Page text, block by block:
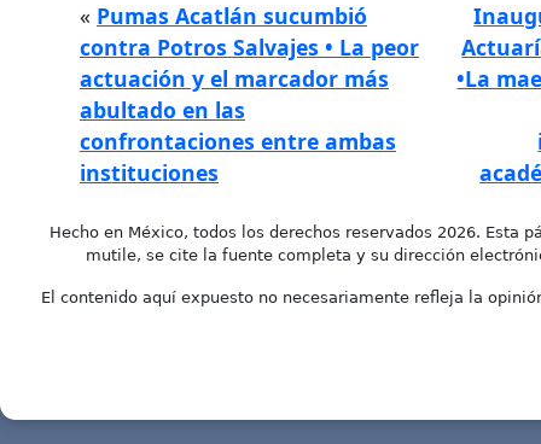
« Pumas Acatlán sucumbió
contra Potros Salvajes • La peor
actuación y el marcador más
abultado en las
confrontaciones entre ambas
instituciones
•La
Hecho en México, todos los derechos reservados 2026. Esta
mutile, se cite la fuente completa y su dirección
El contenido aquí expuesto no necesariamente refleja la